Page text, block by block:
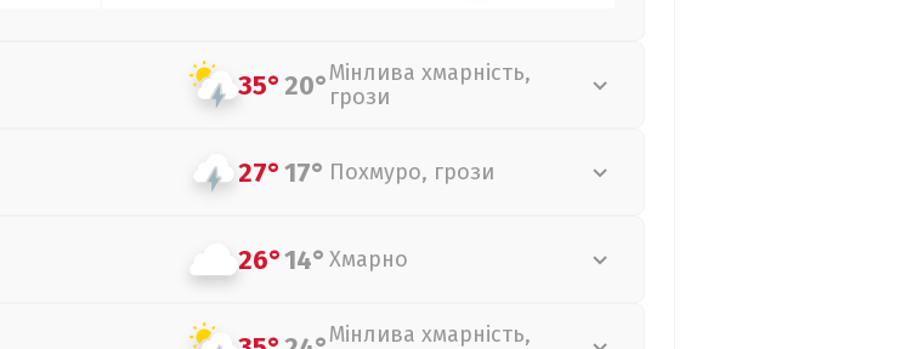
35°20°Мінлива хмарність,
грози
27°17° Похмуро, грози
26°14° Хмарно
Мінлива хмарність,